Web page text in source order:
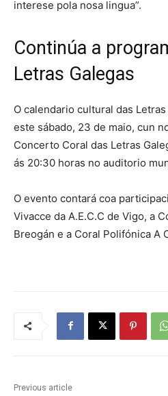
interese pola nosa lingua”.
Continúa a
Letras Galegas
O calendario cultural das
este sábado, 23 de maio, cun
Concerto Coral das Letras
ás 20:30 horas no auditorio
O evento contará coa
Vivacce da A.E.C.C de Vigo, a
Breogán e a Coral Polifónica A
Previous article